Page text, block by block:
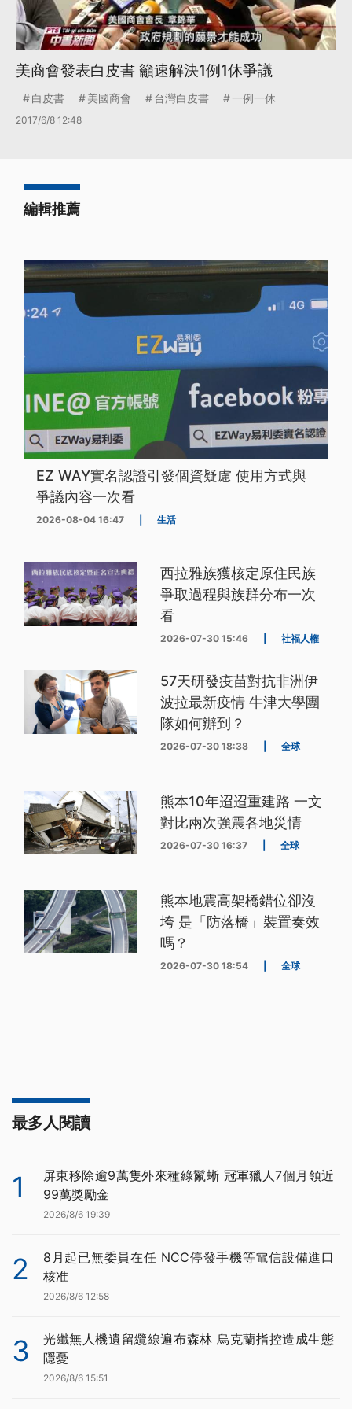
美商會發表白皮書 籲速解決1例1休爭議
白皮書 美國商會 台灣白皮書 一例一休
2017/6/8 12:48
編輯推薦
EZ WAY實名認證引發個資疑慮 使用方式與
爭議內容一次看
2026-08-04 16:47 生活
西拉雅族獲核定原住民族
爭取過程與族群分布一次
看
2026-07-30 15:46 社福人權
57天研發疫苗對抗非洲伊
波拉最新疫情 牛津大學團
隊如何辦到？
2026-07-30 18:38 全球
熊本10年迢迢重建路 一文
對比兩次強震各地災情
2026-07-30 16:37 全球
熊本地震高架橋錯位卻沒
垮 是「防落橋」裝置奏效
嗎？
2026-07-30 18:54 全球
最多人閱讀
1
屏東移除逾9萬隻外來種綠鬣蜥 冠軍獵人7個月領近
99萬獎勵金
2026/8/6 19:39
2
8月起已無委員在任 NCC停發手機等電信設備進口
核准
2026/8/6 12:58
3
光纖無人機遺留纜線遍布森林 烏克蘭指控造成生態
隱憂
2026/8/6 15:51